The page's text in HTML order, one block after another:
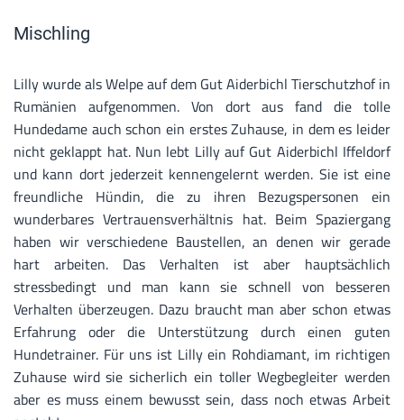
Mischling
Lilly wurde als Welpe auf dem Gut Aiderbichl Tierschutzhof in
Rumänien aufgenommen. Von dort aus fand die tolle
Hundedame auch schon ein erstes Zuhause, in dem es leider
nicht geklappt hat. Nun lebt Lilly auf Gut Aiderbichl Iffeldorf
und kann dort jederzeit kennengelernt werden. Sie ist eine
freundliche Hündin, die zu ihren Bezugspersonen ein
wunderbares Vertrauensverhältnis hat. Beim Spaziergang
haben wir verschiedene Baustellen, an denen wir gerade
hart arbeiten. Das Verhalten ist aber hauptsächlich
stressbedingt und man kann sie schnell von besseren
Verhalten überzeugen. Dazu braucht man aber schon etwas
Erfahrung oder die Unterstützung durch einen guten
Hundetrainer. Für uns ist Lilly ein Rohdiamant, im richtigen
Zuhause wird sie sicherlich ein toller Wegbegleiter werden
aber es muss einem bewusst sein, dass noch etwas Arbeit